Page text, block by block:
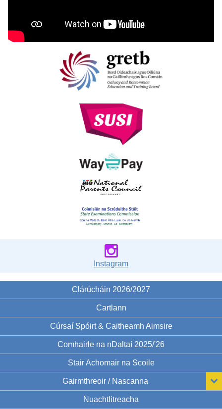
Instagram
Clárúcháin 2026/2027
Cartlann
Cúrsaí Spóirt & Caitheamh Aimsire
Comhairle na nDaltaí 2025/'26
Stair Achomair na Scoile
Gairmthreoir / Nascanna
Nuachtlitreacha